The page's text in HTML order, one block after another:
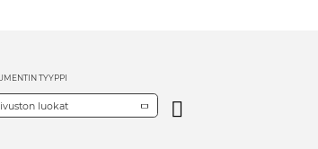
TYYPPI
luokat